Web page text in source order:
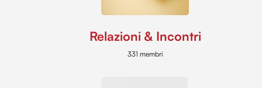
Relazioni & Incontri
331 membri